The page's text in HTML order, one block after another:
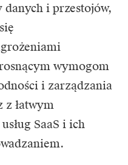
i przestojów,
wymogom
i zarządzania
z łatwym
SaaS i ich